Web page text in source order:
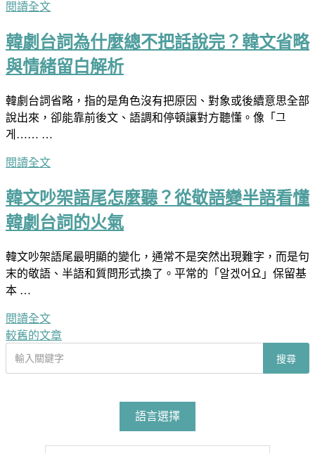
閱讀全文
韓劇台詞為什麼總不把話說完？韓文省略
與情緒留白解析
韓劇台詞省略，指的是角色沒有把原因、對象或後續意思全部
說出來，卻能靠前後文、語調和停頓讓對方聽懂。像「그
게…… …
閱讀全文
韓文吵架語尾怎麼聽？從敬語變半語看懂
韓劇台詞的火氣
韓文吵架語尾最明顯的變化，通常不是突然出現難字，而是句
末的敬語、半語和質問形式換了。平常的「알겠어요」保留基
本 …
閱讀全文
文
章
較舊的文章
搜尋
語言選擇